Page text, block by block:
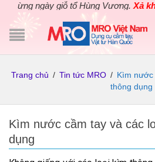
ngày giỗ tổ Hùng Vương.Xả kho giá
Trang chủ / Tin tức MRO / Kìm nước
thông dụng
Kìm nước cầm tay và các
dụng